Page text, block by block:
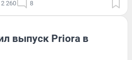
2 260 8
выпуск Priora в